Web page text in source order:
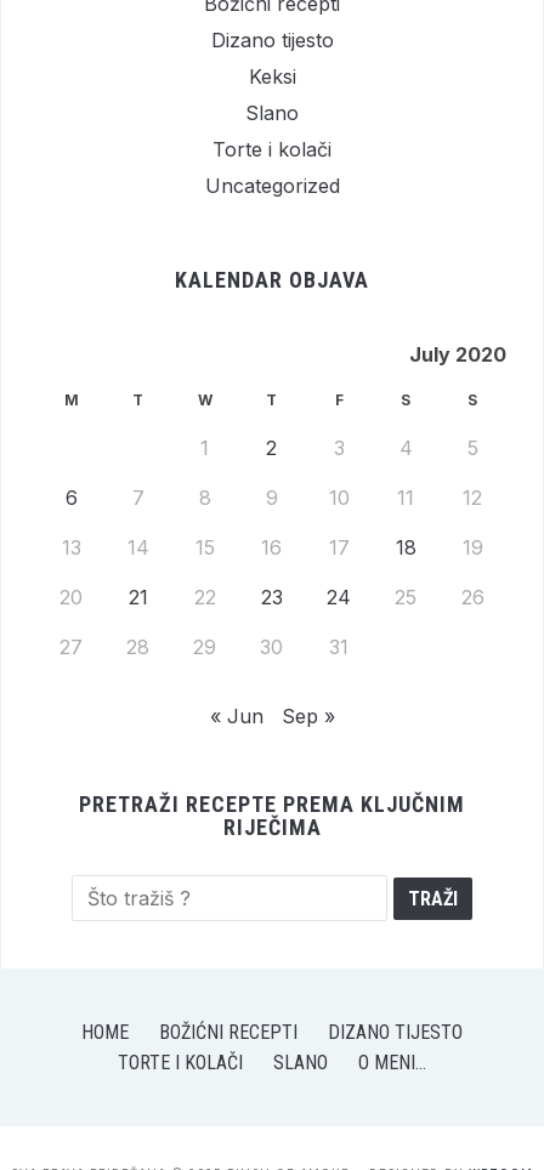
Dizano tijesto
Keksi
Slano
Torte i kolači
Uncategorized
KALENDAR OBJAVA
July 2020
M T W T F S S
1 2 3 4 5
6 7 8 9 10 11 12
13 14 15 16 17 18 19
20 21 22 23 24 25 26
27 28 29 30 31
« Jun Sep »
PRETRAŽI RECEPTE PREMA KLJUČNIM
RIJEČIMA
HOME BOŽIĆNI RECEPTI
DIZANO TIJESTO
TORTE I KOLAČI
SLANO O MENI…